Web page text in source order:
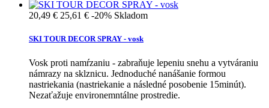
20,49 € 25,61 € -20% Skladom
SKI TOUR DECOR SPRAY - vosk
Vosk proti namŕzaniu - zabraňuje lepeniu snehu a vytváraniu
námrazy na sklznicu. Jednoduché nanášanie formou
nastriekania (nastriekanie a následné posobenie 15minút).
Nezaťažuje environemntálne prostredie.